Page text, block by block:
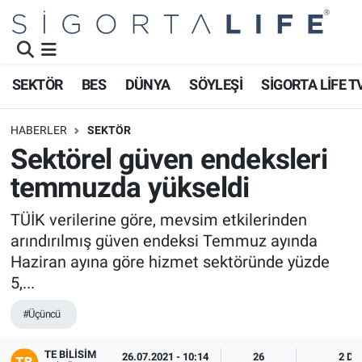
SEKTÖR BES DÜNYA SÖYLEŞİ SİGORTA LİFE
HABERLER SEKTÖR
Sektörel güven endeksleri
temmuzda yükseldi
TÜİK verilerine göre, mevsim etkilerinden
arındırılmış güven endeksi Temmuz ayında
Haziran ayına göre hizmet sektöründe yüzde
5,...
#Üçüncü
TE BILISIM 26.07.2021 - 10:14 26 2 DK
Namaz Vakitleri
Trafik Durumu
Süper Lig Puan Durumu ve Fikstür
Tüm Manşetler
Son Dakika Haberleri
Haber Arşivi